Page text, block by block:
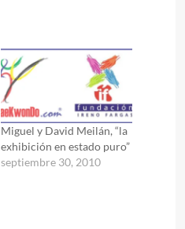
Miguel y David Meilán, “la
exhibición en estado puro”
septiembre 30, 2010